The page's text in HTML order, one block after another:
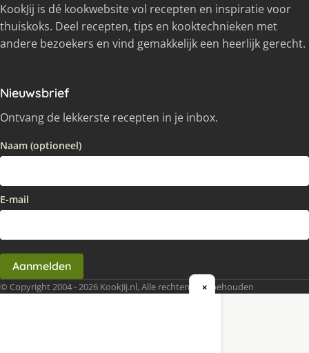
KookJij is dé kookwebsite vol recepten en inspiratie voor
thuiskoks. Deel recepten, tips en kooktechnieken met
andere bezoekers en vind gemakkelijk een heerlijk gerecht.
Nieuwsbrief
Ontvang de lekkerste recepten in je inbox.
Naam (optioneel)
E-mail
Aanmelden
© Copyright 2004 - 2026 KookJij.nl, Alle rechten voorbehouden
×